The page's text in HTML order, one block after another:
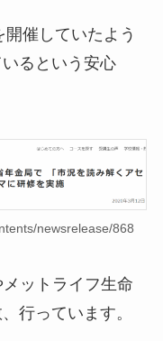
催していたよう
るという安心
newsrelease/868
ットライフ生命
行っています。